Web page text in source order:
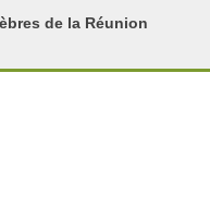
de la Réunion